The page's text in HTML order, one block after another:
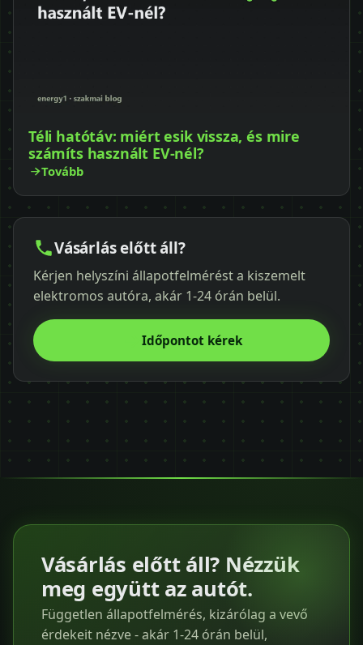
Téli hatótáv: miért esik vissza, és mire
számíts használt EV-nél?
Tovább
Vásárlás előtt áll?
Kérjen helyszíni állapotfelmérést a kiszemelt
elektromos autóra, akár 1-24 órán belül.
Időpontot kérek
Vásárlás előtt áll? Nézzük
meg együtt az autót.
Független állapotfelmérés, kizárólag a vevő
érdekeit nézve - akár 1-24 órán belül,